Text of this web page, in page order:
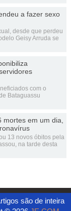
a fazer sexo
desde que perdeu
Geisy Arruda se
com o
Bataguassu
mortes em um dia,
13 novos óbitos pela
na tarde desta
são de inteira